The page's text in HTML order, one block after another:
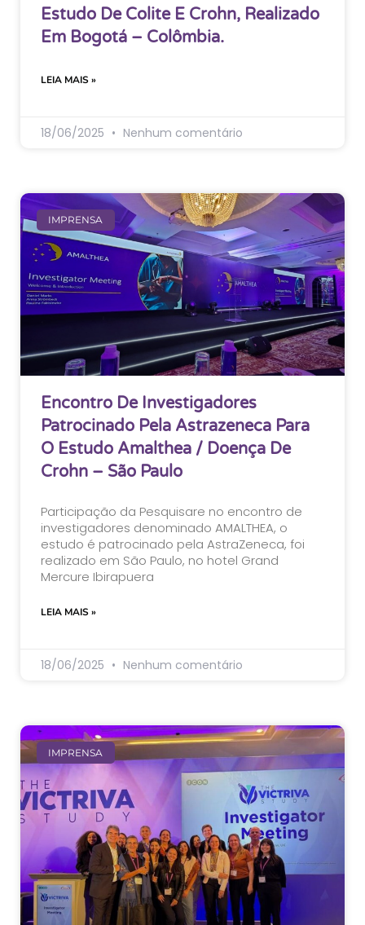
Estudo De Colite E Crohn, Realizado
Em Bogotá – Colômbia.
LEIA MAIS »
18/06/2025 Nenhum comentário
IMPRENSA
Encontro De Investigadores
Patrocinado Pela Astrazeneca Para
O Estudo Amalthea / Doença De
Crohn – São Paulo
Participação da Pesquisare no encontro de
investigadores denominado AMALTHEA, o
estudo é patrocinado pela AstraZeneca, foi
realizado em São Paulo, no hotel Grand
Mercure Ibirapuera
LEIA MAIS »
18/06/2025 Nenhum comentário
IMPRENSA